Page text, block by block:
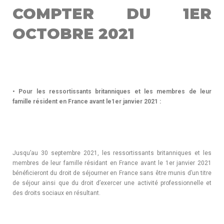
COMPTER DU 1ER
OCTOBRE 2021
• Pour les ressortissants britanniques et les membres de leur
famille résident en France avant le1er janvier 2021 :
Jusqu’au 30 septembre 2021, les ressortissants britanniques et les
membres de leur famille résidant en France avant le 1er janvier 2021
bénéficieront du droit de séjourner en France sans être munis d’un titre
de séjour ainsi que du droit d’exercer une activité professionnelle et
des droits sociaux en résultant.